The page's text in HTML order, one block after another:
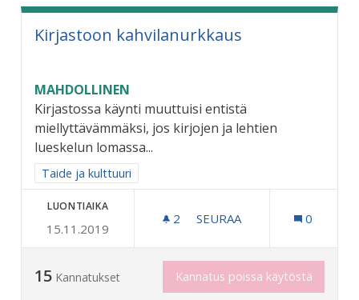
Kirjastoon kahvilanurkkaus
MAHDOLLINEN
Kirjastossa käynti muuttuisi entistä
miellyttävämmäksi, jos kirjojen ja lehtien
lueskelun lomassa...
Rajaa tulokset aihepiirin mukaan: Taide ja kulttuuri
Taide ja kulttuuri
LUONTIAIKA
15.11.2019
2 2 SEURAAJAA
SEURAA 0
15 Kannatukset Kannatus poissa käytöstä